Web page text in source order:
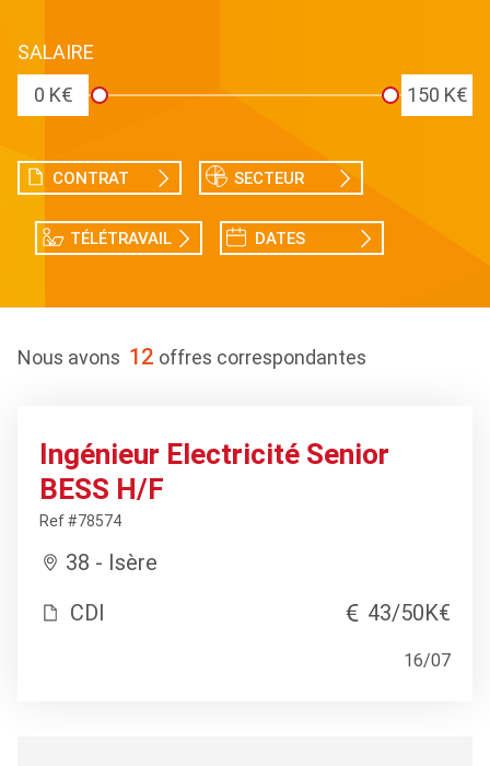
SALAIRE
0 K€
150 K€
CONTRAT SECTEUR
TÉLÉTRAVAIL DATES
Nous avons 12 offres correspondantes
Ingénieur Electricité Senior
BESS H/F
Ref #78574
38 - Isère
CDI
43/50K€
16/07